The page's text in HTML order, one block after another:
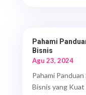
Pahami
Bisnis
Agu 23, 2024
Pahami
Bisnis yang Kuat